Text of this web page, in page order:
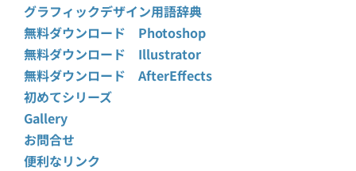
グラフィックデザイン用語辞典
無料ダウンロード Photoshop
無料ダウンロード Illustrator
無料ダウンロード AfterEffects
初めてシリーズ
Gallery
お問合せ
便利なリンク